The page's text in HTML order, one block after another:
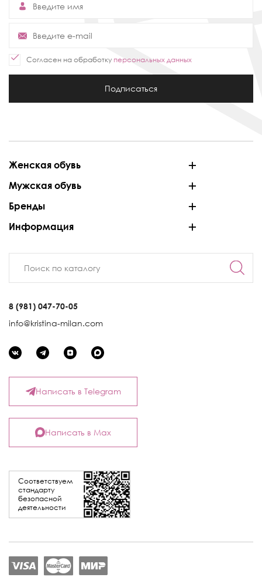
Согласен на обработку персональных данных
Подписаться
Женская обувь
Мужская обувь
Бренды
Информация
8 (981) 047-70-05
info@kristina-milan.com
Соответствуем
стандарту
безопасной
деятельности
Написать в Telegram
Написать в Max